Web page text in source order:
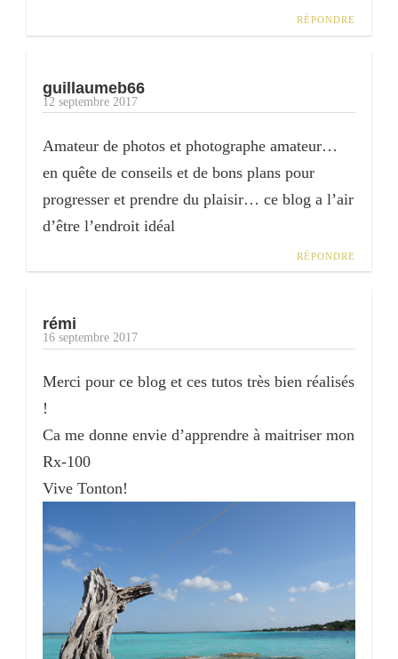
RÉPONDRE
guillaumeb66
12 septembre 2017
Amateur de photos et photographe amateur…
en quête de conseils et de bons plans pour
progresser et prendre du plaisir… ce blog a l’air
d’être l’endroit idéal
RÉPONDRE
rémi
16 septembre 2017
Merci pour ce blog et ces tutos très bien réalisés
!
Ca me donne envie d’apprendre à maitriser mon
Rx-100
Vive Tonton!